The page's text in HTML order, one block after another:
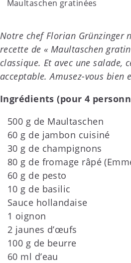
t
Maultaschen gratinées
Notre chef Florian Grünzinger
recette de « Maultaschen
classique. Et avec une salade,
acceptable. Amusez-vous bien
Ingrédients (pour 4
500 g de Maultaschen
60 g de jambon cuisiné
30 g de champignons
80 g de fromage râpé
60 g de pesto
10 g de basilic
Sauce hollandaise
1 oignon
2 jaunes d’œufs
100 g de beurre
60 ml d’eau